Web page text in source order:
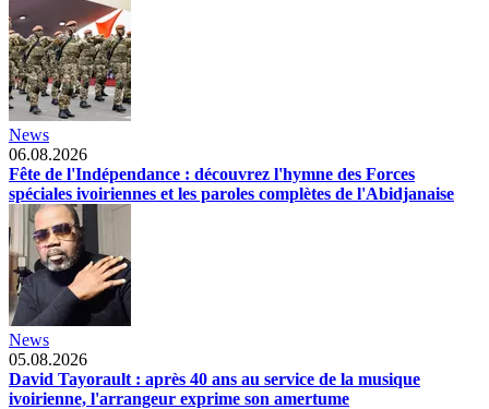
News
06.08.2026
Fête de l'Indépendance : découvrez l'hymne des Forces
spéciales ivoiriennes et les paroles complètes de l'Abidjanaise
News
05.08.2026
David Tayorault : après 40 ans au service de la musique
ivoirienne, l'arrangeur exprime son amertume